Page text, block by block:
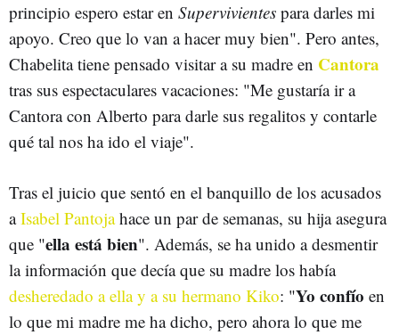
principio espero estar en Supervivientes para darles mi
apoyo. Creo que lo van a hacer muy bien". Pero antes,
Chabelita tiene pensado visitar a su madre en Cantora
tras sus espectaculares vacaciones: "Me gustaría ir a
Cantora con Alberto para darle sus regalitos y contarle
qué tal nos ha ido el viaje".
Tras el juicio que sentó en el banquillo de los acusados
aIsabel Pantojahace un par de semanas, su hija asegura
que "ella está bien". Además, se ha unido a desmentir
la información que decía que su madre los había
desheredado a ella y a su hermano Kiko: "Yo confío en
lo que mi madre me ha dicho, pero ahora lo que me